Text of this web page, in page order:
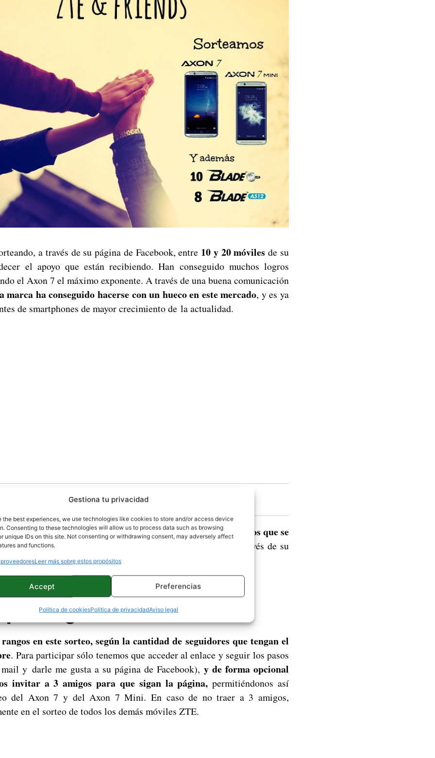
Gestiona tu privacidad
the best experiences, we use technologies like cookies to store and/or access device
Consenting to these technologies will allow us to process data such as browsing
unique IDs on this site. Not consenting or withdrawing consent, may adversely affect
and functions.
Leer más sobre estos propósitos
Accept Preferencias
Política de cookiesPolítica de privacidadAviso legal
a través de su página de Facebook, entre 10 y 20 móviles de su
el apoyo que están recibiendo. Han conseguido muchos logros
el Axon 7 el máximo exponente. A través de una buena comunicación
marca ha conseguido hacerse con un hueco en este mercado, y es ya
de smartphones de mayor crecimiento de la actualidad.
¡Participa en el sorteo de hasta 20 smartphones de ZTE!
va a sortear no uno ni dos, sino hasta 20 smartphone, en los que se
Axon 7, y ZTE Axon 7 Mini
. Este sorteo se realizará a través de su
y es muy fácil participar.
hasta 20 smartphones a los
la sigan en Facebook
en este sorteo, según la cantidad de seguidores que tengan el
. Para participar sólo tenemos que acceder al enlace y seguir los pasos
y darle me gusta a su página de Facebook), y de forma opcional
invitar a 3 amigos para que sigan la página,permitiéndonos así
del Axon 7 y del Axon 7 Mini. En caso de no traer a 3 amigos,
en el sorteo de todos los demás móviles ZTE.